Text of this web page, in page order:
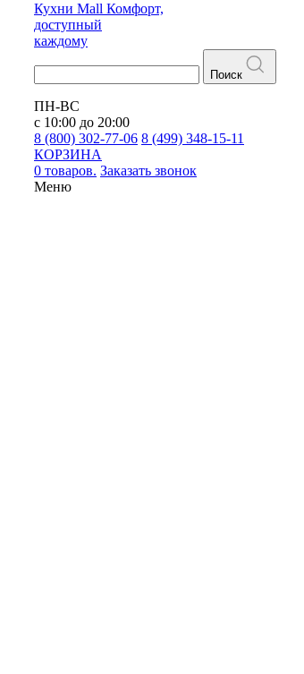
Кухни Mall Комфорт,
доступный
каждому
Поиск
ПН-ВС
с 10:00 до 20:00
8 (800) 302-77-06 8 (499) 348-15-11
КОРЗИНА
0 товаров. Заказать звонок
Меню